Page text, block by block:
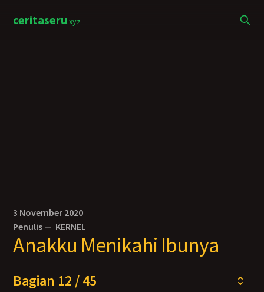
ceritaseru.xyz
3 November 2020
Penulis — KERNEL
Anakku Menikahi Ibunya
Bagian 12 / 45